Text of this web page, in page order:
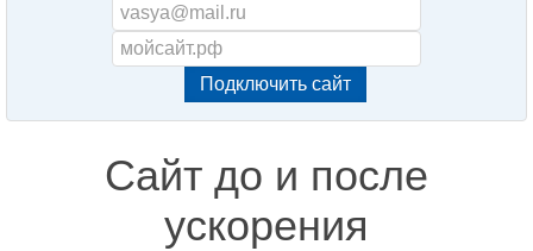
Сайт до и после
ускорения